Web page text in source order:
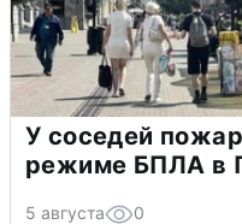
У соседей
режиме БПЛА в
5 августа 0